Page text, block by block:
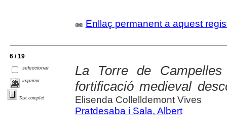
Enllaç permanent a aquest
6 / 19
seleccionar
imprimir
Text complet
La Torre de
fortificació medieval
Elisenda Collelldemont Vives
Pratdesaba i Sala, Albert